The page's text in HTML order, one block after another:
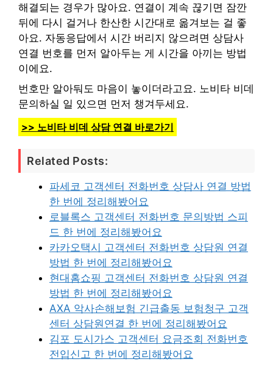
해결되는 경우가 많아요. 연결이 계속 끊기면 잠깐
뒤에 다시 걸거나 한산한 시간대로 옮겨보는 걸 좋
아요. 자동응답에서 시간 버리지 않으려면 상담사
연결 번호를 먼저 알아두는 게 시간을 아끼는 방법
이에요.
번호만 알아둬도 마음이 놓이더라고요. 노비타 비데
문의하실 일 있으면 먼저 챙겨두세요.
>> 노비타 비데 상담 연결 바로가기
Related Posts:
파세코 고객센터 전화번호 상담사 연결 방법
한 번에 정리해봤어요
로블록스 고객센터 전화번호 문의방법 스피
드 한 번에 정리해봤어요
카카오택시 고객센터 전화번호 상담원 연결
방법 한 번에 정리해봤어요
현대홈쇼핑 고객센터 전화번호 상담원 연결
방법 한 번에 정리해봤어요
AXA 악사손해보험 긴급출동 보험청구 고객
센터 상담원연결 한 번에 정리해봤어요
김포 도시가스 고객센터 요금조회 전화번호
전입신고 한 번에 정리해봤어요